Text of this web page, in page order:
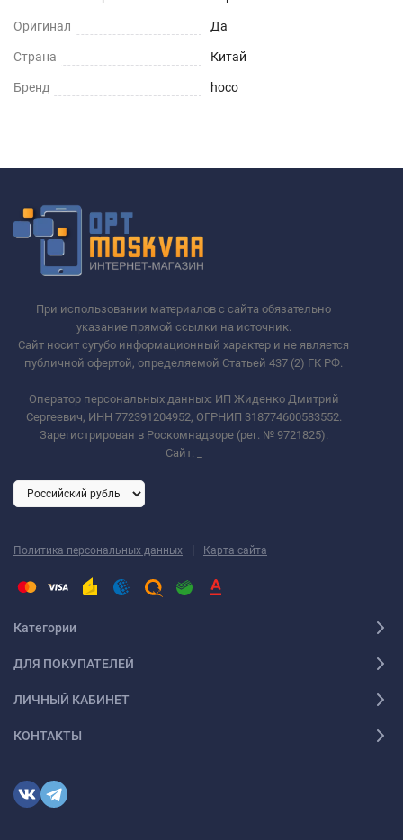
Оригинал Да
Страна Китай
Бренд hoco
При использовании материалов с сайта обязательно
указание прямой ссылки на источник.
Сайт носит сугубо информационный характер и не является
публичной офертой, определяемой Статьей 437 (2) ГК РФ.
Оператор персональных данных: ИП Жиденко Дмитрий
Сергеевич, ИНН 772391204952, ОГРНИП 318774600583552.
Зарегистрирован в Роскомнадзоре (рег. № 9721825).
Сайт:
Политика персональных данных | Карта сайта
Категории
ДЛЯ ПОКУПАТЕЛЕЙ
ЛИЧНЫЙ КАБИНЕТ
КОНТАКТЫ